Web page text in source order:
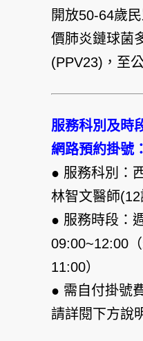
開放50-64歲
價肺炎鏈球菌
(PPV23)，至
服務科別及時
網路預約掛號：
● 服務科別：
林智文醫師(12
● 服務時段：
09:00~12:00
11:00）
● 需自付掛號
請詳閱下方說